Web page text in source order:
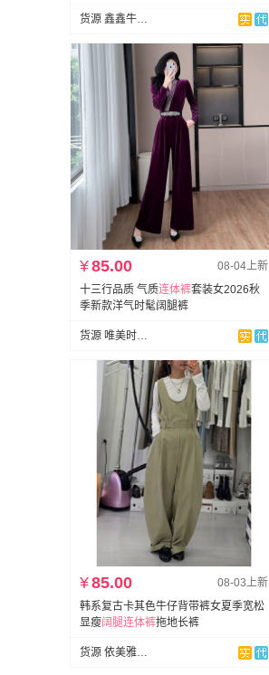
货源 鑫鑫牛仔（花窿霹朴）
08-04上新
¥85.00
十三行品质 气质连体裤套装女2026秋
季新款洋气时髦阔腿裤
货源 唯美时尚~韩国定制
08-03上新
¥85.00
韩系复古卡其色牛仔背带裤女夏季宽松
显瘦阔腿连体裤拖地长裤
货源 依美雅网红店